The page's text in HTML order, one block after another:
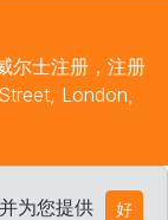
尔士注册，注册
London,
为您提供
好